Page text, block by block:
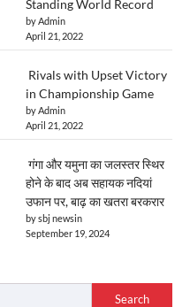
Standing World Record
by Admin
April 21, 2022
Rivals with Upset Victory
in Championship Game
by Admin
April 21, 2022
गंगा और यमुना का जलस्तर स्थिर
होने के बाद अब सहायक नदियां
उफान पर, बाढ़ का खतरा बरकरार
by sbj newsin
September 19, 2024
Search